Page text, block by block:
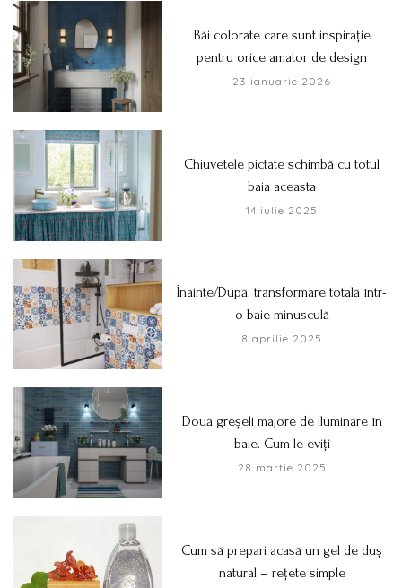
Băi colorate care sunt inspirație
pentru orice amator de design
23 ianuarie 2026
Chiuvetele pictate schimbă cu totul
baia aceasta
14 iulie 2025
Înainte/După: transformare totală într-
o baie minusculă
8 aprilie 2025
Două greșeli majore de iluminare în
baie. Cum le eviți
28 martie 2025
Cum să prepari acasă un gel de duș
natural – rețete simple